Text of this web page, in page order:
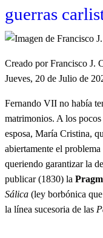
guerras
Creado por Francisco J.
Jueves, 20 de Julio de
Fernando VII no había
matrimonios. A los pocos
esposa, María Cristina,
abiertamente el
queriendo garantizar la
publicar (1830) la
Sálica (ley borbónica
la línea sucesoria de las